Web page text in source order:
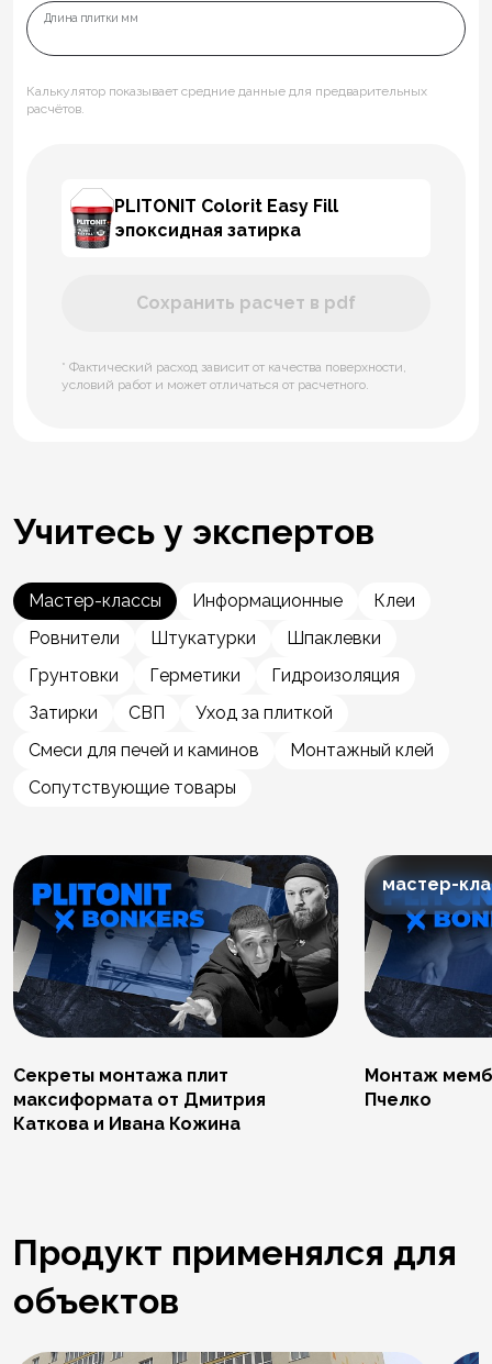
Длина плитки мм
Калькулятор показывает средние данные для предварительных
расчётов.
PLITONIT Colorit Easy Fill
эпоксидная затирка
Сохранить расчет в pdf
* Фактический расход зависит от качества поверхности,
условий работ и может отличаться от расчетного.
Учитесь у экспертов
Мастер-классы Информационные
Клеи
Ровнители
Штукатурки
Шпаклевки
Грунтовки
Герметики
Гидроизоляция
Затирки
СВП
Уход за плиткой
Смеси для печей и каминов
Монтажный клей
Сопутствующие товары
Секреты монтажа плит
максиформата от Дмитрия
Каткова и Ивана Кожина
мастер-
Монтаж
Пчелко
Продукт применялся для
объектов